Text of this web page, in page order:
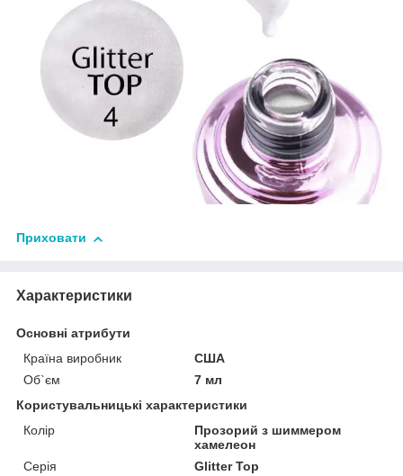
Приховати
Характеристики
Основні атрибути
Країна виробник
США
Об`єм
7 мл
Користувальницькі характеристики
Колір
Прозорий з шиммером
хамелеон
Серія
Glitter Top